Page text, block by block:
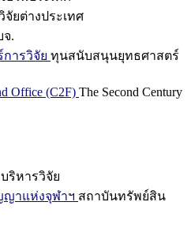
จัยต่างประเทศ
จ.
ารวิจัย ทุนสนับสนุนยุทธศาสตร์
Office (C2F) The Second Century
ริหารวิจัย
าแห่งจุฬาฯ สถาบันทรัพย์สิน